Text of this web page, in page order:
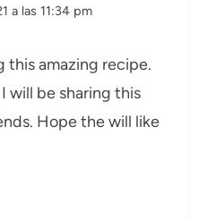
a las 11:34 pm
this amazing recipe.
will be sharing this
Hope the will like